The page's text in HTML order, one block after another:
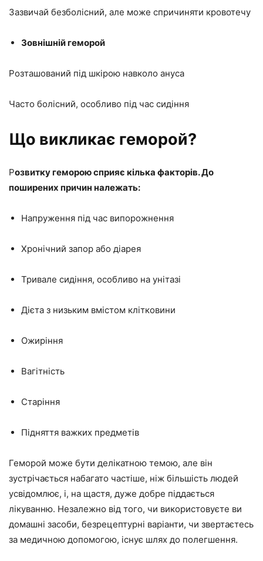
Зазвичай безболісний, але може спричиняти кровотечу
Зовнішній геморой
Розташований під шкірою навколо ануса
Часто болісний, особливо під час сидіння
Що викликає геморой?
Розвитку геморою сприяє кілька факторів. До
поширених причин належать:
Напруження під час випорожнення
Хронічний запор або діарея
Тривале сидіння, особливо на унітазі
Дієта з низьким вмістом клітковини
Ожиріння
Вагітність
Старіння
Підняття важких предметів
Геморой може бути делікатною темою, але він
зустрічається набагато частіше, ніж більшість людей
усвідомлює, і, на щастя, дуже добре піддається
лікуванню. Незалежно від того, чи використовуєте ви
домашні засоби, безрецептурні варіанти, чи звертаєтесь
за медичною допомогою, існує шлях до полегшення.